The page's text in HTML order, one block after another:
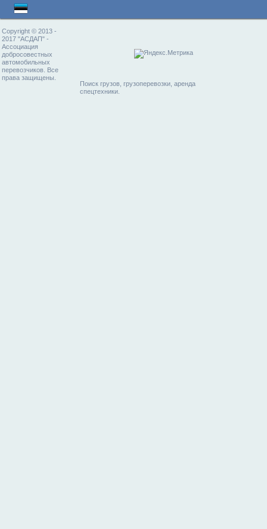
Copyright © 2013 -
2017 "АСДАП" -
Ассоциация
добросовестных
автомобильных
перевозчиков. Все
права защищены.
Поиск грузов, грузоперевозки, аренда
спецтехники.